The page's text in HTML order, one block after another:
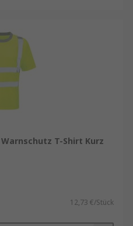
T-Shirt Kurz
12,73 €/Stück